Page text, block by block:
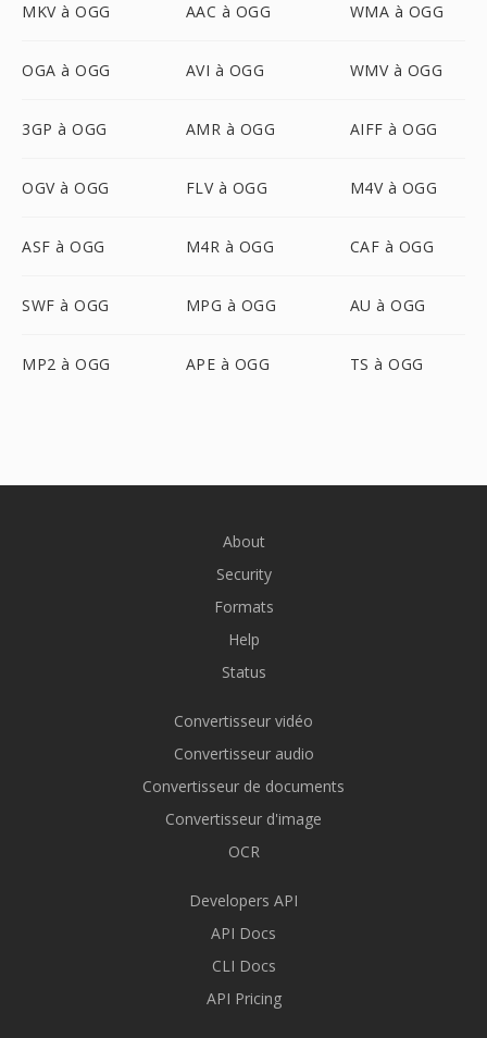
MKV à OGG AAC à OGG WMA à OGG
OGA à OGG AVI à OGG WMV à OGG
3GP à OGG AMR à OGG AIFF à OGG
OGV à OGG FLV à OGG M4V à OGG
ASF à OGG M4R à OGG CAF à OGG
SWF à OGG MPG à OGG AU à OGG
MP2 à OGG APE à OGG TS à OGG
About
Security
Formats
Help
Status
Convertisseur vidéo
Convertisseur audio
Convertisseur de documents
Convertisseur d'image
OCR
Developers API
API Docs
CLI Docs
API Pricing